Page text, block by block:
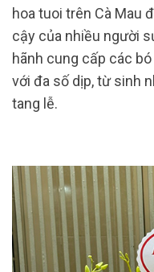
hoa tuoi trên Cà Mau
cậy của nhiều người
hãnh cung cấp các
với đa số dịp, từ sinh
tang lễ.